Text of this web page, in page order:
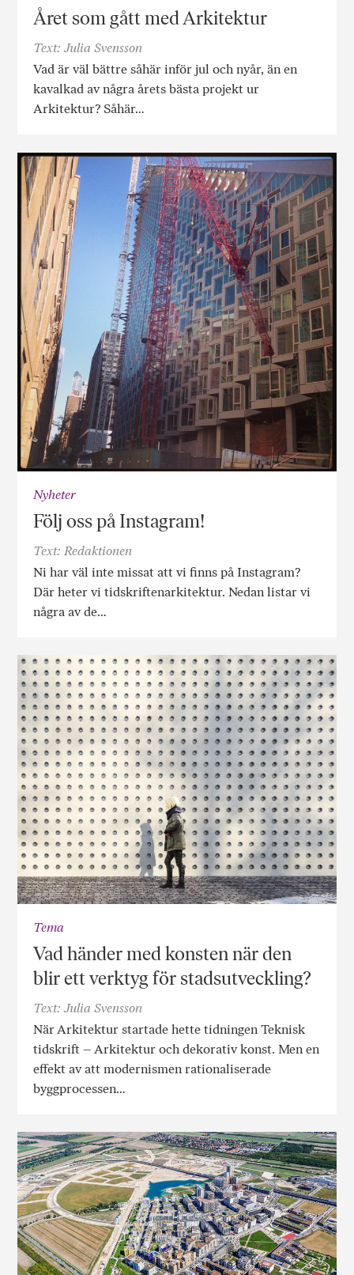
Året som gått med Arkitektur
Text: Julia Svensson
Vad är väl bättre såhär inför jul och nyår, än en
kavalkad av några årets bästa projekt ur
Arkitektur? Såhär…
Nyheter
Följ oss på Instagram!
Text: Redaktionen
Ni har väl inte missat att vi finns på Instagram?
Där heter vi tidskriftenarkitektur. Nedan listar vi
några av de…
Tema
Vad händer med konsten när den
blir ett verktyg för stadsutveckling?
Text: Julia Svensson
När Arkitektur startade hette tidningen Teknisk
tidskrift – Arkitektur och dekorativ konst. Men en
effekt av att modernismen rationaliserade
byggprocessen…